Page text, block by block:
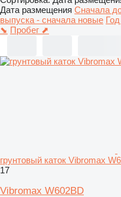
Дата размещения Сначала
выпуска - сначала новые
⬊ Пробег ⬈
грунтовый каток Vibromax
17
Vibromax W602BD